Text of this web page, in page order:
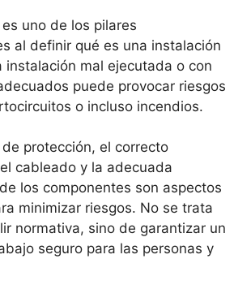
uno de los pilares
al definir qué es una instalación
instalación mal ejecutada o con
puede provocar riesgos
o incluso incendios.
protección, el correcto
cableado y la adecuada
los componentes son aspectos
minimizar riesgos. No se trata
normativa, sino de garantizar un
seguro para las personas y